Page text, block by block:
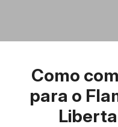
Como
para o